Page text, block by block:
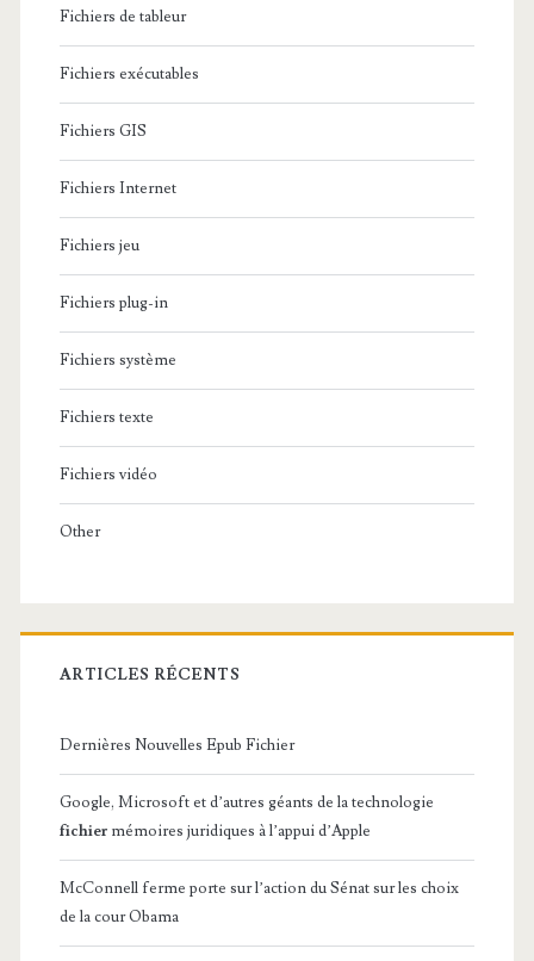
Fichiers de tableur
Fichiers exécutables
Fichiers GIS
Fichiers Internet
Fichiers jeu
Fichiers plug-in
Fichiers système
Fichiers texte
Fichiers vidéo
Other
ARTICLES RÉCENTS
Dernières Nouvelles Epub Fichier
Google, Microsoft et d’autres géants de la technologie
fichier mémoires juridiques à l’appui d’Apple
McConnell ferme porte sur l’action du Sénat sur les choix
de la cour Obama